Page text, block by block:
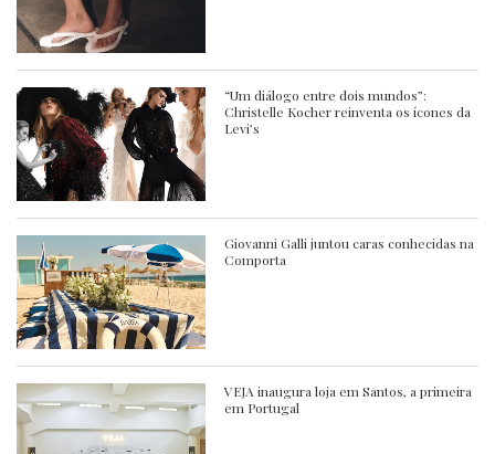
“Um diálogo entre dois mundos”:
Christelle Kocher reinventa os ícones da
Levi’s
Giovanni Galli juntou caras conhecidas na
Comporta
VEJA inaugura loja em Santos, a primeira
em Portugal